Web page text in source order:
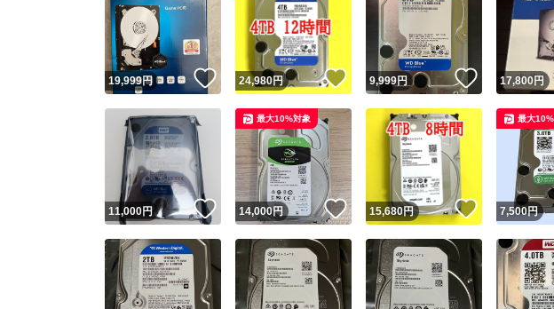
19,999円 いいね！
24,980円 いいね！
9,999円 いいね！
17,800円
11,000円 いいね！
14,000円 いいね！
最大10%対象
15,680円 いいね！
7,500円
最大